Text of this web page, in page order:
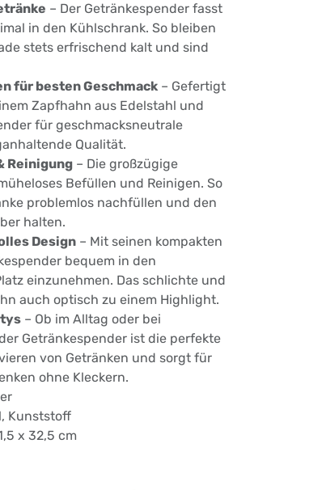
– Der Getränkespender fasst
in den Kühlschrank. So bleiben
stets erfrischend kalt und sind
für besten Geschmack – Gefertigt
Zapfhahn aus Edelstahl und
für geschmacksneutrale
Qualität.
Reinigung – Die großzügige
Befüllen und Reinigen. So
problemlos nachfüllen und den
halten.
Design – Mit seinen kompakten
bequem in den
einzunehmen. Das schlichte und
auch optisch zu einem Highlight.
– Ob im Alltag oder bei
Getränkespender ist die perfekte
von Getränken und sorgt für
ohne Kleckern.
Kunststoff
x 32,5 cm